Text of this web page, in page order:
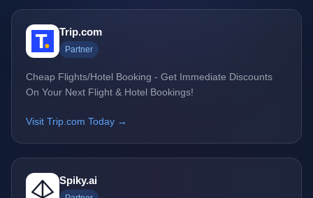
Trip.com
Partner
Cheap Flights/Hotel Booking - Get Immediate Discounts
On Your Next Flight & Hotel Bookings!
Visit Trip.com Today →
Spiky.ai